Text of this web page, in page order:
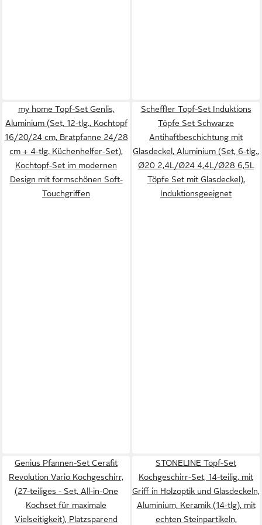
my home Topf-Set Genlis,
Aluminium (Set, 12-tlg., Kochtopf
16/20/24 cm, Bratpfanne 24/28
cm + 4-tlg. Küchenhelfer-Set),
Kochtopf-Set im modernen
Design mit formschönen Soft-
Touchgriffen
Scheffler Topf-Set Induktions
Töpfe Set Schwarze
Antihaftbeschichtung mit
Glasdeckel, Aluminium (Set, 6-tlg.,
Ø20 2,4L/Ø24 4,4L/Ø28 6,5L
Töpfe Set mit Glasdeckel),
Induktionsgeeignet
Genius Pfannen-Set Cerafit
Revolution Vario Kochgeschirr,
(27-teiliges - Set, All-in-One
Kochset für maximale
Vielseitigkeit), Platzsparend
STONELINE Topf-Set
Kochgeschirr-Set, 14-teilig, mit
Griff in Holzoptik und Glasdeckeln,
Aluminium, Keramik (14-tlg), mit
echten Steinpartikeln,